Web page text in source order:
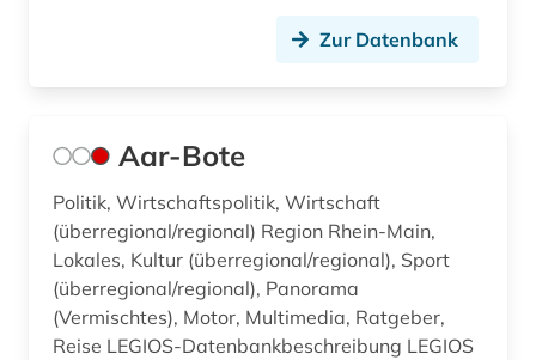
begräbnisstätte (1)
beherbergungsgewerbe tourismus
volkswirtschaft tourismus gaststättengewerbe
behindertenarbeit (1)
behörde (23)
Zur Datenbank
Aar-Bote
Politik, Wirtschaftspolitik, Wirtschaft
(überregional/regional) Region Rhein-Main,
Lokales, Kultur (überregional/regional), Sport
(überregional/regional), Panorama
(Vermischtes), Motor, Multimedia, Ratgeber,
Reise LEGIOS-Datenbankbeschreibung LEGIOS